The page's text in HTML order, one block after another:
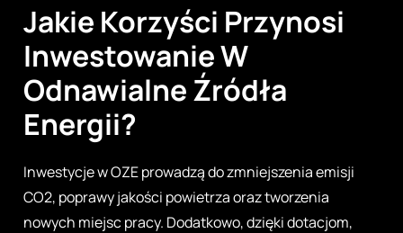
Jakie Korzyści Przynosi
Inwestowanie W
Odnawialne Źródła
Energii?
Inwestycje w OZE prowadzą do zmniejszenia emisji
CO2, poprawy jakości powietrza oraz tworzenia
nowych miejsc pracy. Dodatkowo, dzięki dotacjom,